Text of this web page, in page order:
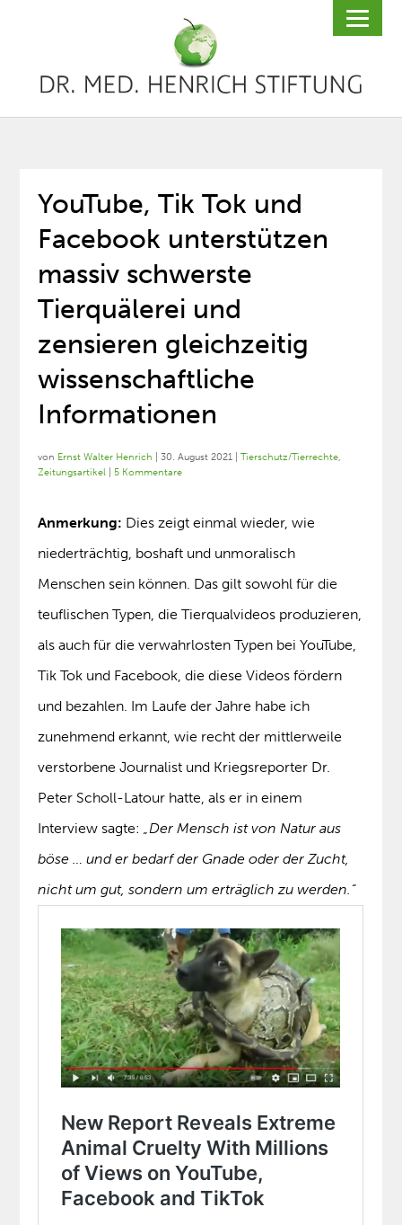
YouTube, Tik Tok und
Facebook unterstützen
massiv schwerste
Tierquälerei und
zensieren gleichzeitig
wissenschaftliche
Informationen
von Ernst Walter Henrich |30. August 2021 |Tierschutz/Tierrechte,
Zeitungsartikel |5 Kommentare
Anmerkung: Dies zeigt einmal wieder, wie
niederträchtig, boshaft und unmoralisch
Menschen sein können. Das gilt sowohl für die
teuflischen Typen, die Tierqualvideos produzieren,
als auch für die verwahrlosten Typen bei YouTube,
Tik Tok und Facebook, die diese Videos fördern
und bezahlen. Im Laufe der Jahre habe ich
zunehmend erkannt, wie recht der mittlerweile
verstorbene Journalist und Kriegsreporter Dr.
Peter Scholl-Latour hatte, als er in einem
Interview sagte:„Der Mensch ist von Natur aus
böse … und er bedarf der Gnade oder der Zucht,
nicht um gut, sondern um erträglich zu werden.“